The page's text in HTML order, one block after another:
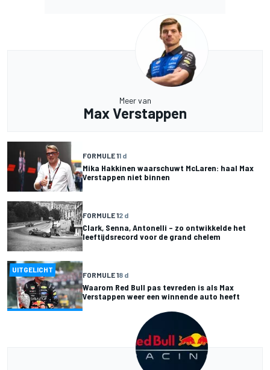
Meer van
Max Verstappen
FORMULE 11 d
Mika Hakkinen waarschuwt McLaren: haal Max
Verstappen niet binnen
FORMULE 12 d
Clark, Senna, Antonelli – zo ontwikkelde het
leeftijdsrecord voor de grand chelem
UITGELICHT
FORMULE 18 d
Waarom Red Bull pas tevreden is als Max
Verstappen weer een winnende auto heeft